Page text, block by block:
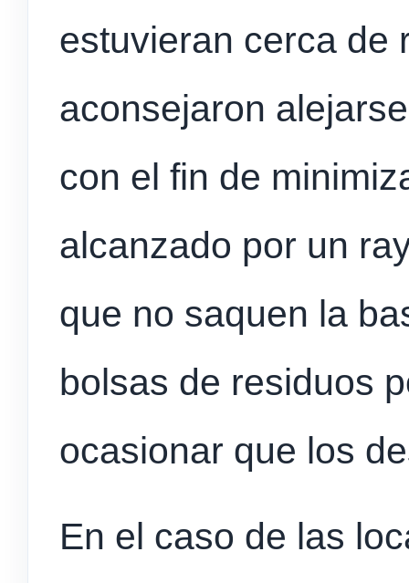
estuvieran cerca de
aconsejaron
con el fin de
alcanzado por un
que no saquen la
bolsas de residuos
ocasionar que los
En el caso de las